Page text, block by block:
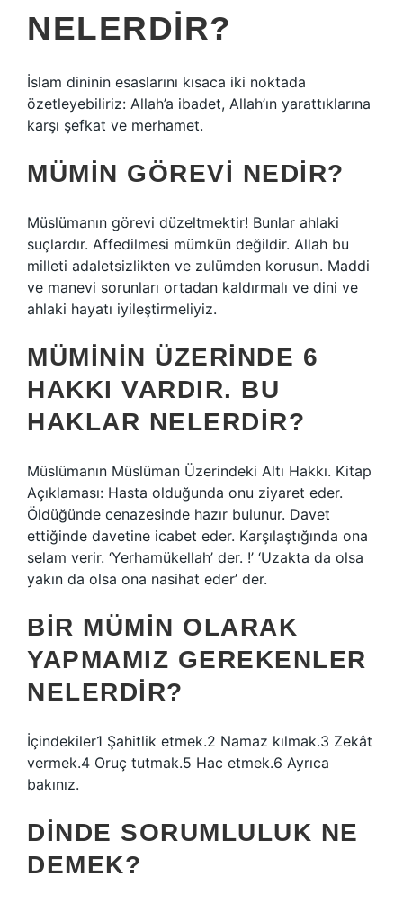
NELERDIR?
İslam dininin esaslarını kısaca iki noktada
özetleyebiliriz: Allah’a ibadet, Allah’ın yarattıklarına
karşı şefkat ve merhamet.
MÜMIN GÖREVI NEDIR?
Müslümanın görevi düzeltmektir! Bunlar ahlaki
suçlardır. Affedilmesi mümkün değildir. Allah bu
milleti adaletsizlikten ve zulümden korusun. Maddi
ve manevi sorunları ortadan kaldırmalı ve dini ve
ahlaki hayatı iyileştirmeliyiz.
MÜMININ ÜZERINDE 6
HAKKI VARDIR. BU
HAKLAR NELERDIR?
Müslümanın Müslüman Üzerindeki Altı Hakkı. Kitap
Açıklaması: Hasta olduğunda onu ziyaret eder.
Öldüğünde cenazesinde hazır bulunur. Davet
ettiğinde davetine icabet eder. Karşılaştığında ona
selam verir. ‘Yerhamükellah’ der. !’ ‘Uzakta da olsa
yakın da olsa ona nasihat eder’ der.
BIR MÜMIN OLARAK
YAPMAMIZ GEREKENLER
NELERDIR?
İçindekiler1 Şahitlik etmek.2 Namaz kılmak.3 Zekât
vermek.4 Oruç tutmak.5 Hac etmek.6 Ayrıca
bakınız.
DINDE SORUMLULUK NE
DEMEK?